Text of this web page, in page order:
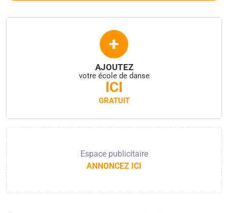
+
AJOUTEZ
votre école de danse
ICI
GRATUIT
Espace publicitaire
ANNONCEZ ICI